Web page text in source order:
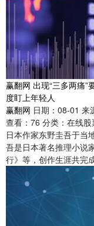
赢翻网 出现“三多两痛
度盯上年轻人
赢翻网 日期：08-01 来
查看： 76 分类： 在线股
日本作家东野圭吾于当
吾是日本著名推理小说
行》等，创作生涯共完